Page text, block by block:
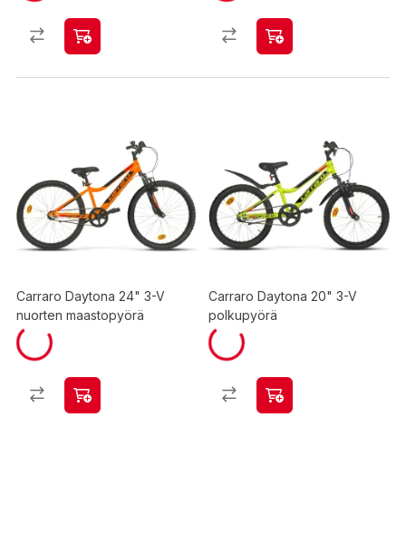
Carraro Daytona 24" 3-V
nuorten maastopyörä
Carraro Daytona 20" 3-V
polkupyörä